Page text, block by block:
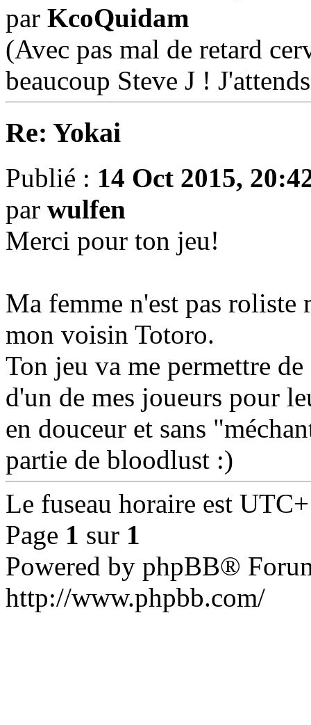
par KcoQuidam
(Avec pas mal de retard
beaucoup Steve J !
Re: Yokai
Publié : 14 Oct 2015,
par wulfen
Merci pour ton jeu!
Ma femme n'est pas
mon voisin Totoro.
Ton jeu va me permettre
d'un de mes joueurs pour
en douceur et sans
partie de bloodlust :)
Le fuseau horaire est
Page 1 sur 1
Powered by phpBB®
http://www.phpbb.com/